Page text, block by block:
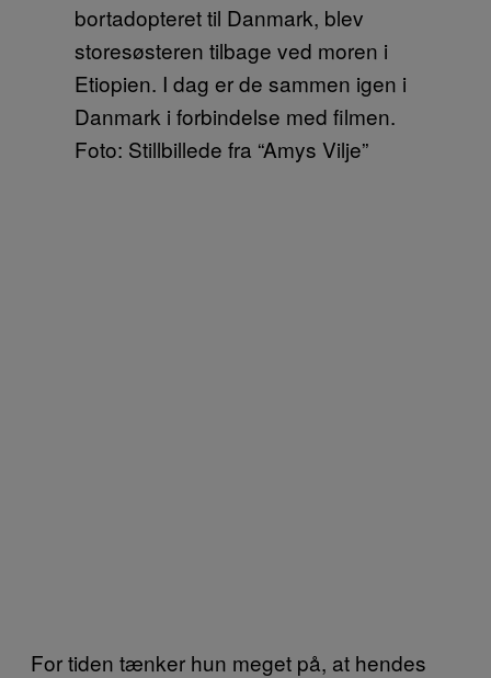
bortadopteret til Danmark, blev
storesøsteren tilbage ved moren i
Etiopien. I dag er de sammen igen i
Danmark i forbindelse med filmen.
Foto: Stillbillede fra “Amys Vilje”
For tiden tænker hun meget på, at hendes